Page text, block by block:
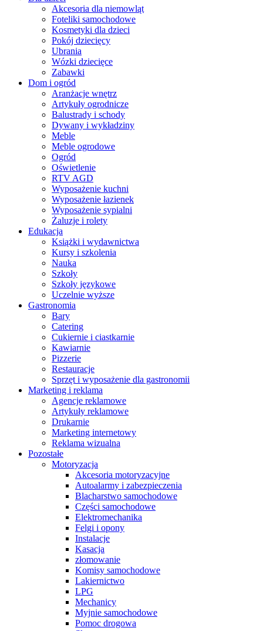
Akcesoria dla niemowląt
Foteliki samochodowe
Kosmetyki dla dzieci
Pokój dziecięcy
Ubrania
Wózki dziecięce
Zabawki
Dom i ogród
Aranżacje wnętrz
Artykuły ogrodnicze
Balustrady i schody
Dywany i wykładziny
Meble
Meble ogrodowe
Ogród
Oświetlenie
RTV AGD
Wyposażenie kuchni
Wyposażenie łazienek
Wyposażenie sypialni
Żaluzje i rolety
Edukacja
Książki i wydawnictwa
Kursy i szkolenia
Nauka
Szkoły
Szkoły językowe
Uczelnie wyższe
Gastronomia
Bary
Catering
Cukiernie i ciastkarnie
Kawiarnie
Pizzerie
Restauracje
Sprzęt i wyposażenie dla gastronomii
Marketing i reklama
Agencje reklamowe
Artykuły reklamowe
Drukarnie
Marketing internetowy
Reklama wizualna
Pozostałe
Motoryzacja
Akcesoria motoryzacyjne
Autoalarmy i zabezpieczenia
Blacharstwo samochodowe
Części samochodowe
Elektromechanika
Felgi i opony
Instalacje
Kasacja
złomowanie
Komisy samochodowe
Lakiernictwo
LPG
Mechanicy
Myjnie samochodowe
Pomoc drogowa